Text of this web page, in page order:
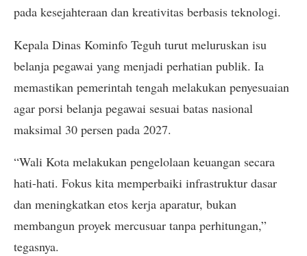
pada kesejahteraan dan kreativitas berbasis teknologi.
Kepala Dinas Kominfo Teguh turut meluruskan isu
belanja pegawai yang menjadi perhatian publik. Ia
memastikan pemerintah tengah melakukan penyesuaian
agar porsi belanja pegawai sesuai batas nasional
maksimal 30 persen pada 2027.
“Wali Kota melakukan pengelolaan keuangan secara
hati-hati. Fokus kita memperbaiki infrastruktur dasar
dan meningkatkan etos kerja aparatur, bukan
membangun proyek mercusuar tanpa perhitungan,”
tegasnya.